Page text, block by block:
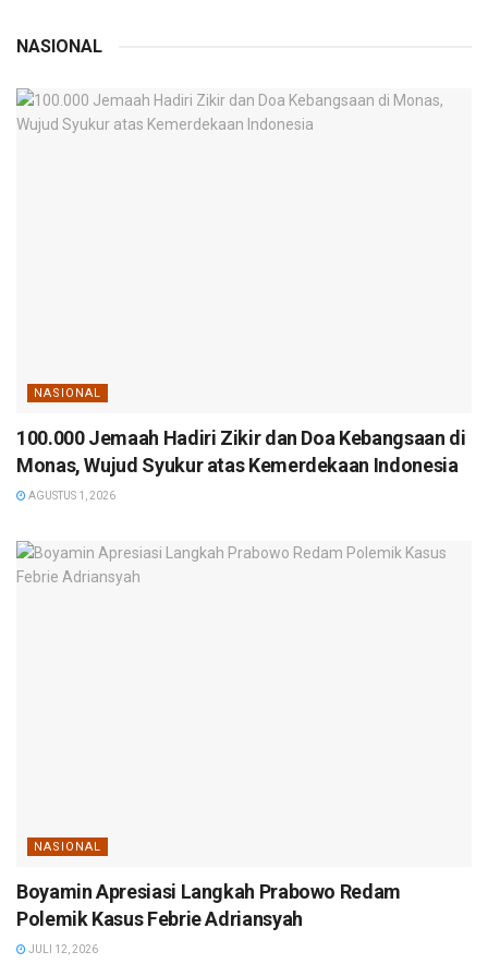
NASIONAL
NASIONAL
100.000 Jemaah Hadiri Zikir dan Doa Kebangsaan di
Monas, Wujud Syukur atas Kemerdekaan Indonesia
AGUSTUS 1, 2026
NASIONAL
Boyamin Apresiasi Langkah Prabowo Redam
Polemik Kasus Febrie Adriansyah
JULI 12, 2026